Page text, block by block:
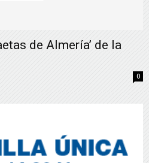
de Almería’ de la
0